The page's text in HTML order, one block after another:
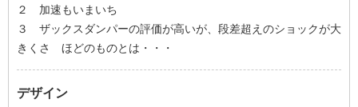
２ 加速もいまいち
３ ザックスダンパーの評価が高いが、段差超えのショックが大
きくさ ほどのものとは・・・
デザイン